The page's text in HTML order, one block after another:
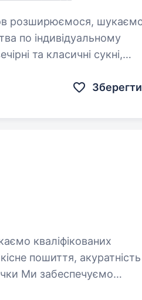
по індивідуальному
Зберегти
пошиття, акуратність